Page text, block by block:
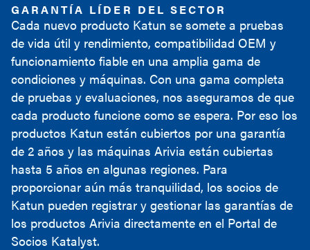
GARANTÍA LÍDER DEL SECTOR
Cada nuevo producto Katun se somete a pruebas
de vida útil y rendimiento, compatibilidad OEM y
funcionamiento fiable en una amplia gama de
condiciones y máquinas. Con una gama completa
de pruebas y evaluaciones, nos aseguramos de que
cada producto funcione como se espera. Por eso los
productos Katun están cubiertos por una garantía
de 2 años y las máquinas Arivia están cubiertas
hasta 5 años en algunas regiones. Para
proporcionar aún más tranquilidad, los socios de
Katun pueden registrar y gestionar las garantías de
los productos Arivia directamente en el Portal de
Socios Katalyst.